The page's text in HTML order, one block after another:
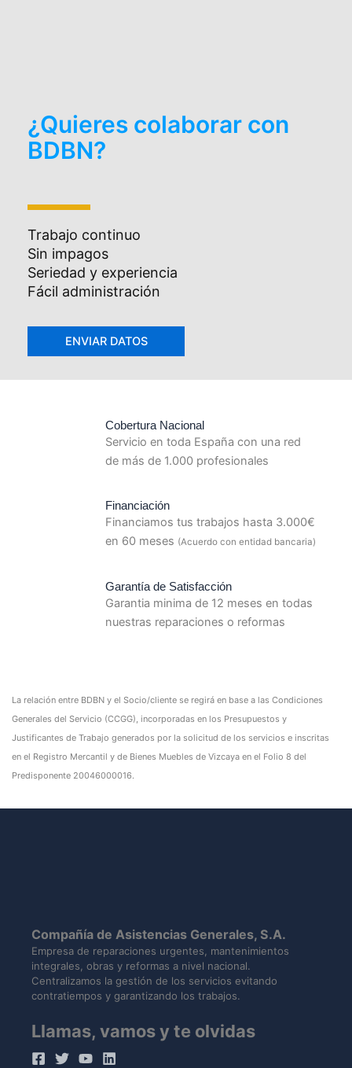
¿Quieres colaborar con
BDBN?
Trabajo continuo
Sin impagos
Seriedad y experiencia
Fácil administración
Cobertura Nacional
Servicio en toda España con una red
de más de 1.000 profesionales
Financiación
Financiamos tus trabajos hasta 3.000€
en 60 meses (Acuerdo con entidad bancaria)
Garantía de Satisfacción
Garantia minima de 12 meses en todas
nuestras reparaciones o reformas
La relación entre BDBN y el Socio/cliente se regirá en base a las Condiciones
Generales del Servicio (CCGG), incorporadas en los Presupuestos y
Justificantes de Trabajo generados por la solicitud de los servicios e inscritas
en el Registro Mercantil y de Bienes Muebles de Vizcaya en el Folio 8 del
Predisponente 20046000016.
Compañía de Asistencias Generales, S.A.
Empresa de reparaciones urgentes, mantenimientos
integrales, obras y reformas a nivel nacional.
Centralizamos la gestión de los servicios evitando
contratiempos y garantizando los trabajos.
Llamas, vamos y te olvidas